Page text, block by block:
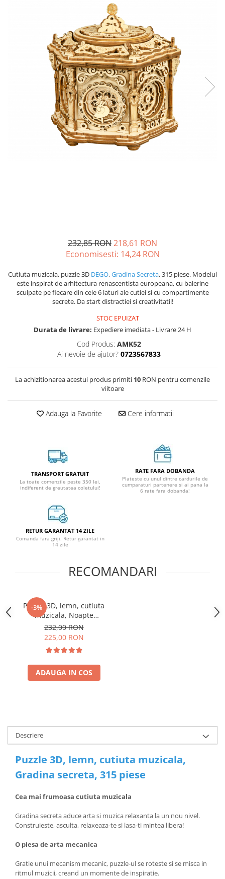
232,85 RON218,61 RON
Economisesti: 14,24 RON
Cutiuta muzicala, puzzle 3D DEGO,Gradina Secreta, 315 piese. Modelul
este inspirat de arhitectura renascentista europeana, cu balerine
sculpate pe fiecare din cele 6 laturi ale cutiei si cu compartimente
secrete. Da start distractiei si creativitatii!
STOC EPUIZAT
Durata de livrare: Expediere imediata - Livrare 24 H
Cod Produs: AMK52
Ai nevoie de ajutor? 0723567833
La achizitionarea acestui produs primiti 10 RON pentru comenzile
viitoare
Adauga la Favorite Cere informatii
TRANSPORT GRATUIT
La toate comenzile peste 350 lei,
indiferent de greutatea coletului!
RATE FARA DOBANDA
Plateste cu unul dintre cardurile de
cumparaturi partenere si ai pana la
6 rate fara dobanda!
RETUR GARANTAT 14 ZILE
Comanda fara griji. Retur garantat in
14 zile
RECOMANDARI
-3%
Puzzle 3D, lemn, cutiuta
muzicala, Noapte
Instelata, 84 piese
232,00 RON
225,00 RON
ADAUGA IN COS
Descriere
Puzzle 3D, lemn, cutiuta muzicala,
Gradina secreta, 315 piese
Cea mai frumoasa cutiuta muzicala
Gradina secreta aduce arta si muzica relaxanta la un nou nivel.
Construieste, asculta, relaxeaza-te si lasa-ti mintea libera!
O piesa de arta mecanica
Gratie unui mecanism mecanic, puzzle-ul se roteste si se misca in
ritmul muzicii, creand un momente de inspiratie.